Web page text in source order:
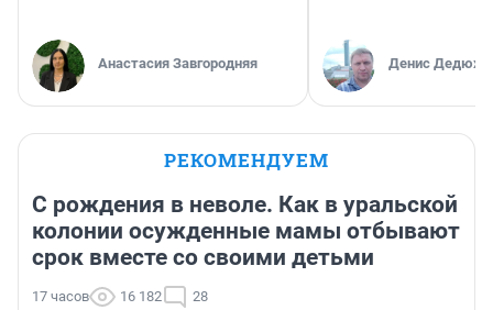
Анастасия Завгородняя Денис
РЕКОМЕНДУЕМ
С рождения в неволе. Как в уральской
колонии осужденные мамы отбывают
срок вместе со своими детьми
17 часов 16 182 28